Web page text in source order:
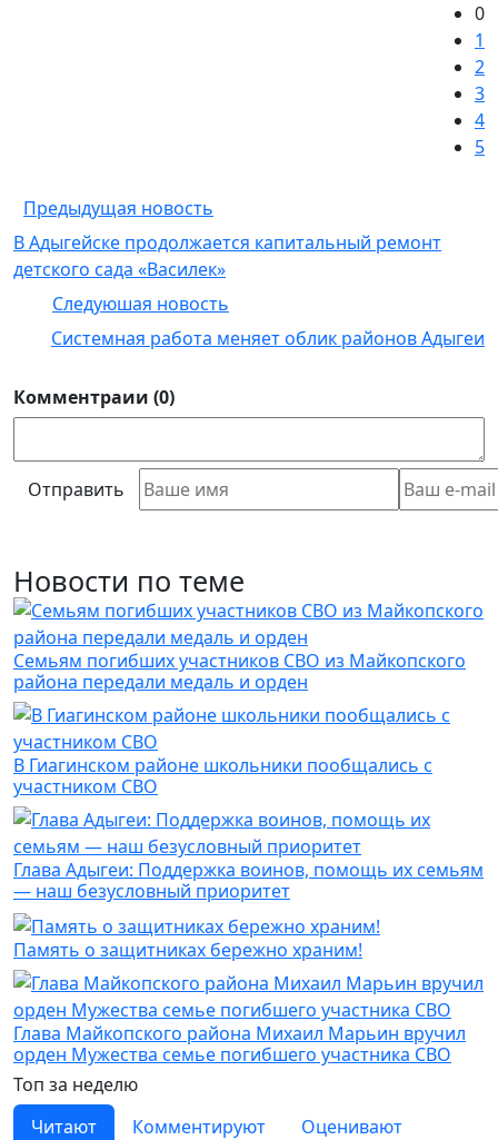
0
1
2
3
4
5
Предыдущая новость
В Адыгейске продолжается капитальный ремонт
детского сада «Василек»
Следуюшая новость
Системная работа меняет облик районов Адыгеи
Комментраии (0)
Отправить
Новости по теме
Семьям погибших участников СВО из Майкопского
района передали медаль и орден
В Гиагинском районе школьники пообщались с
участником СВО
Глава Адыгеи: Поддержка воинов, помощь их семьям
— наш безусловный приоритет
Память о защитниках бережно храним!
Глава Майкопского района Михаил Марьин вручил
орден Мужества семье погибшего участника СВО
Топ за неделю
Читают
Комментируют Оценивают